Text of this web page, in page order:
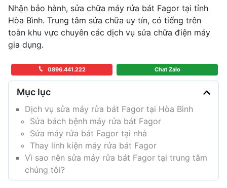
Nhận bảo hành, sửa chữa máy rửa bát Fagor tại tỉnh
Hòa Bình. Trung tâm sửa chữa uy tín, có tiếng trên
toàn khu vực chuyên các dịch vụ sửa chữa điện máy
gia dụng.
Chat Zalo
0896.441.222
Mục lục
Dịch vụ sửa máy rửa bát Fagor tại Hòa Bình
Sửa bách bệnh máy rửa bát Fagor
Sửa máy rửa bát Fagor tại nhà
Thay linh kiện máy rửa bát Fagor
Vì sao nên sửa máy rửa bát Fagor tại trung tâm
chúng tôi?